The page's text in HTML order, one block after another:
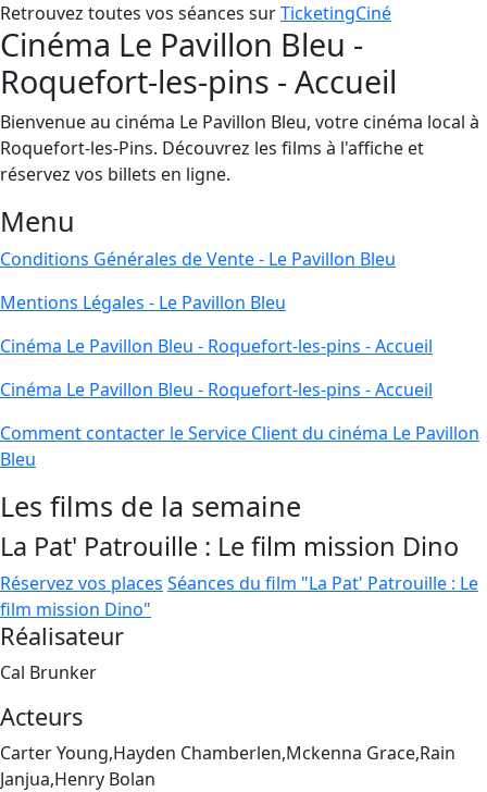
Retrouvez toutes vos séances surTicketingCiné
Cinéma Le Pavillon Bleu -
Roquefort-les-pins - Accueil
Bienvenue au cinéma Le Pavillon Bleu, votre cinéma local à
Roquefort-les-Pins. Découvrez les films à l'affiche et
réservez vos billets en ligne.
Menu
Conditions Générales de Vente - Le Pavillon Bleu
Mentions Légales - Le Pavillon Bleu
Cinéma Le Pavillon Bleu - Roquefort-les-pins - Accueil
Cinéma Le Pavillon Bleu - Roquefort-les-pins - Accueil
Comment contacter le Service Client du cinéma Le Pavillon
Bleu
Les films de la semaine
La Pat' Patrouille : Le film mission Dino
Réservez vos places Séances du film "La Pat' Patrouille : Le
film mission Dino"
Réalisateur
Cal Brunker
Acteurs
Carter Young,Hayden Chamberlen,Mckenna Grace,Rain
Janjua,Henry Bolan